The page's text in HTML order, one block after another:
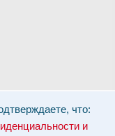
что:
и
вы:Соглашаетесь с
с 152-ФЗ